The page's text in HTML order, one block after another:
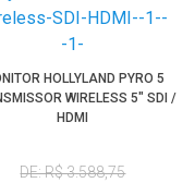
HOLLYLAND PYRO 5
WIRELESS 5" SDI /
HDMI
DE: R$ 3.588,75